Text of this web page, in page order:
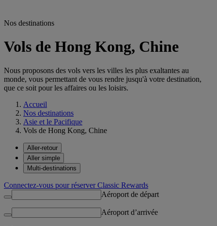
Nos destinations
Vols de Hong Kong, Chine
Nous proposons des vols vers les villes les plus exaltantes au
monde, vous permettant de vous rendre jusqu'à votre destination,
que ce soit pour les affaires ou les loisirs.
Accueil
Nos destinations
Asie et le Pacifique
Vols de Hong Kong, Chine
Aller-retour
Aller simple
Multi-destinations
Connectez-vous pour réserver Classic Rewards
Aéroport de départ
Aéroport d’arrivée